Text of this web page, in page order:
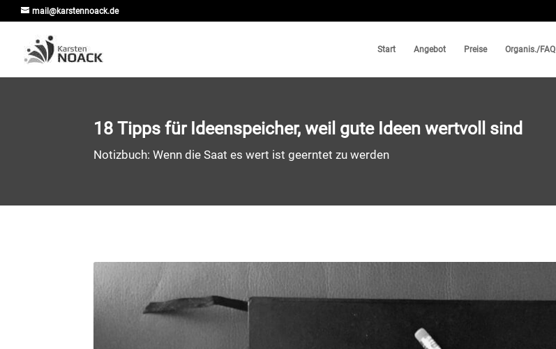
mail@karstennoack.de
Start Angebot Preise Organis./FAQ
18 Tipps für Ideenspeicher, weil gute Ideen wertvoll sind
Notizbuch: Wenn die Saat es wert ist geerntet zu werden